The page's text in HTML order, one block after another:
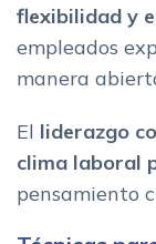
flexibilidad y
empleados
manera
El liderazgo
clima laboral
pensamiento